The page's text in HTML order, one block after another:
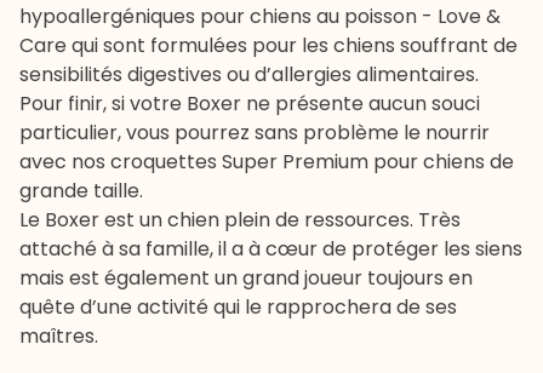
hypoallergéniques pour chiens au poisson - Love &
Care qui sont formulées pour les chiens souffrant de
sensibilités digestives ou d’allergies alimentaires.
Pour finir, si votre Boxer ne présente aucun souci
particulier, vous pourrez sans problème le nourrir
avec nos croquettes Super Premium pour chiens de
grande taille.
Le Boxer est un chien plein de ressources. Très
attaché à sa famille, il a à cœur de protéger les siens
mais est également un grand joueur toujours en
quête d’une activité qui le rapprochera de ses
maîtres.